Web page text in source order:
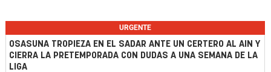
URGENTE
OSASUNA TROPIEZA EN EL SADAR ANTE UN CERTERO AL AIN Y
CIERRA LA PRETEMPORADA CON DUDAS A UNA SEMANA DE LA
LIGA